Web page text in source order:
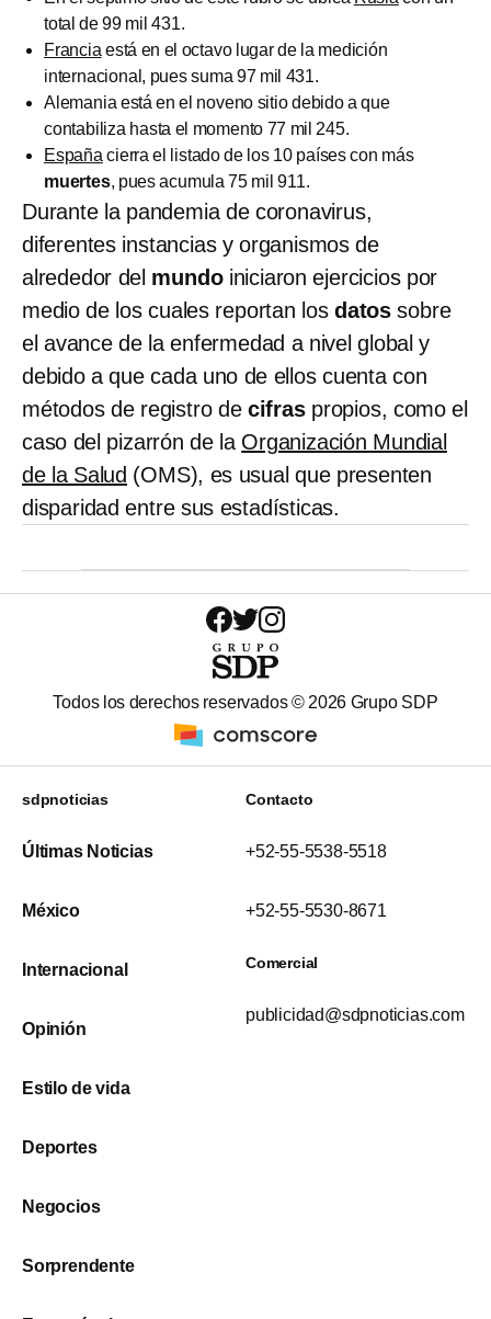
total de 99 mil 431.
Francia está en el octavo lugar de la medición
internacional, pues suma 97 mil 431.
Alemania está en el noveno sitio debido a que
contabiliza hasta el momento 77 mil 245.
España cierra el listado de los 10 países con más
muertes, pues acumula 75 mil 911.
Durante la pandemia de coronavirus,
diferentes instancias y organismos de
alrededor del mundoiniciaron ejercicios por
medio de los cuales reportan los datos sobre
el avance de la enfermedad a nivel global y
debido a que cada uno de ellos cuenta con
métodos de registro de cifraspropios, como el
caso del pizarrón de la Organización Mundial
de la Salud (OMS), es usual que presenten
disparidad entre sus estadísticas.
Todos los derechos reservados © 2026 Grupo SDP
sdpnoticias
Últimas Noticias
México
Internacional
Opinión
Estilo de vida
Deportes
Negocios
Sorprendente
Contacto
+52-55-5538-5518
+52-55-5530-8671
Comercial
publicidad@sdpnoticias.com